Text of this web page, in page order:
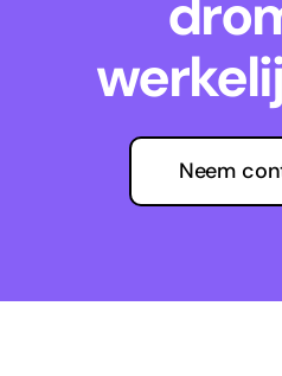
Neem